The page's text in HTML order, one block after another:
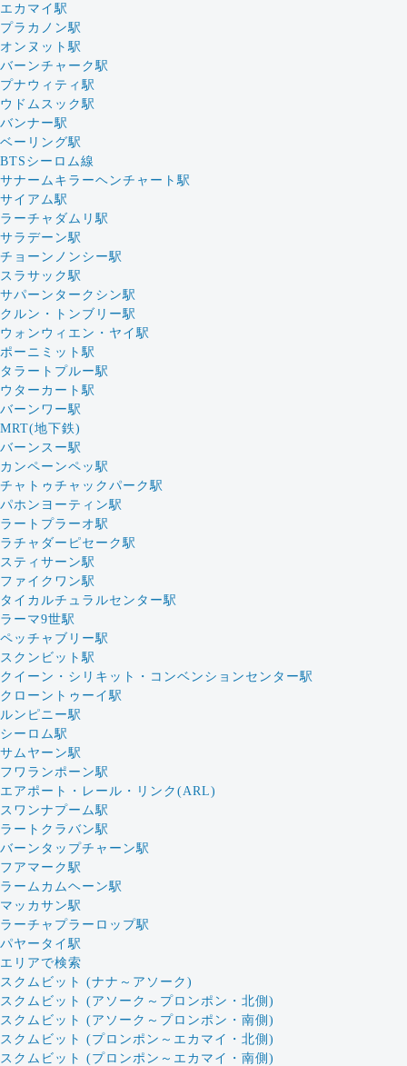
エカマイ駅
プラカノン駅
オンヌット駅
バーンチャーク駅
プナウィティ駅
ウドムスック駅
バンナー駅
ベーリング駅
BTSシーロム線
サナームキラーヘンチャート駅
サイアム駅
ラーチャダムリ駅
サラデーン駅
チョーンノンシー駅
スラサック駅
サパーンタークシン駅
クルン・トンブリー駅
ウォンウィエン・ヤイ駅
ポーニミット駅
タラートプルー駅
ウターカート駅
バーンワー駅
MRT(地下鉄)
バーンスー駅
カンペーンペッ駅
チャトゥチャックパーク駅
パホンヨーティン駅
ラートプラーオ駅
ラチャダーピセーク駅
スティサーン駅
ファイクワン駅
タイカルチュラルセンター駅
ラーマ9世駅
ペッチャブリー駅
スクンビット駅
クイーン・シリキット・コンベンションセンター駅
クローントゥーイ駅
ルンピニー駅
シーロム駅
サムヤーン駅
フワランポーン駅
エアポート・レール・リンク(ARL)
スワンナプーム駅
ラートクラバン駅
バーンタップチャーン駅
フアマーク駅
ラームカムヘーン駅
マッカサン駅
ラーチャプラーロップ駅
パヤータイ駅
エリアで検索
スクムビット (ナナ～アソーク)
スクムビット (アソーク～プロンポン・北側)
スクムビット (アソーク～プロンポン・南側)
スクムビット (プロンポン～エカマイ・北側)
スクムビット (プロンポン～エカマイ・南側)